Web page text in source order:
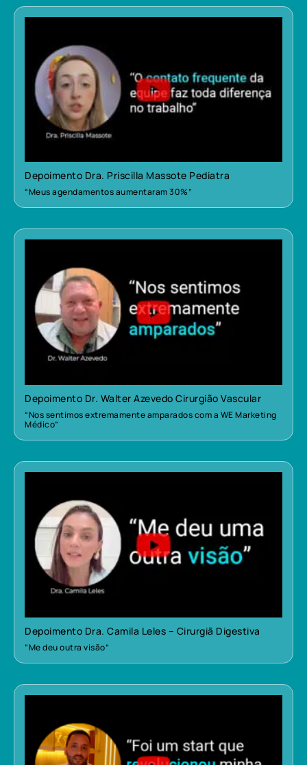
Depoimento Dra. Priscilla Massote Pediatra
“Meus agendamentos aumentaram 30%”
Depoimento Dr. Walter Azevedo Cirurgião Vascular
“Nos sentimos extremamente amparados com a WE Marketing
Médico”
Depoimento Dra. Camila Leles – Cirurgiã Digestiva
“Me deu outra visão”